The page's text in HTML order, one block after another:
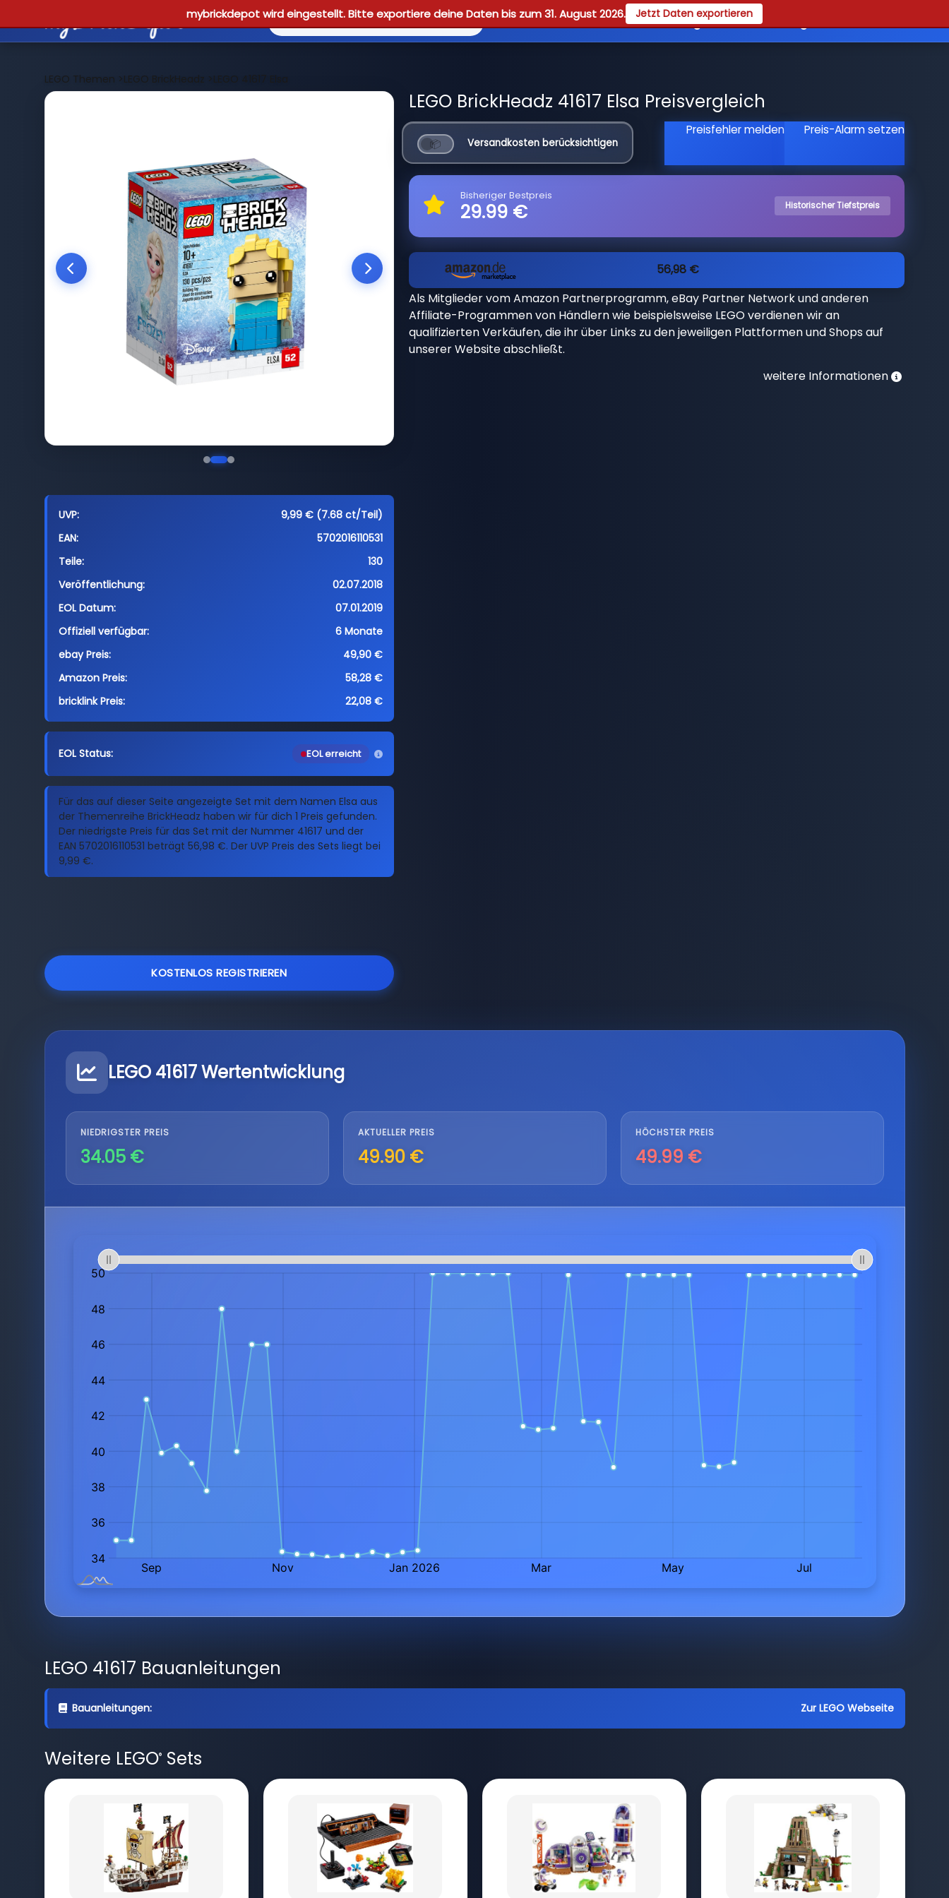
mybrickdepot wird eingestellt. Bitte exportiere deine Daten bis zum 31. August 2026. Jetzt Daten exportieren
Reviews Guides Registrieren
LEGO Themen >LEGO BrickHeadz >LEGO 41617 Elsa
UVP:
9,99 € (7.68 ct/Teil)
EAN:
5702016110531
Teile:
130
Veröffentlichung:
02.07.2018
EOL Datum:
07.01.2019
Offiziell verfügbar:
6 Monate
ebay Preis:
49,90 €
Amazon Preis:
58,28 €
bricklink Preis:
22,08 €
EOL Status: EOL erreicht
Für das auf dieser Seite angezeigte Set mit dem Namen Elsa aus
der Themenreihe BrickHeadz haben wir für dich 1 Preis gefunden.
Der niedrigste Preis für das Set mit der Nummer 41617 und der
EAN 5702016110531 beträgt 56,98 €. Der UVP Preis des Sets liegt bei
9,99 €.
KOSTENLOS REGISTRIEREN
LEGO BrickHeadz 41617 Elsa Preisvergleich
Versandkosten berücksichtigen
Preisfehler melden Preis-Alarm setzen
Bisheriger Bestpreis
29.99 € Historischer Tiefstpreis
56,98 €
Als Mitglieder vom Amazon Partnerprogramm, eBay Partner Network und anderen
Affiliate-Programmen von Händlern wie beispielsweise LEGO verdienen wir an
qualifizierten Verkäufen, die ihr über Links zu den jeweiligen Plattformen und Shops auf
unserer Website abschließt.
weitere Informationen
LEGO 41617 Wertentwicklung
NIEDRIGSTER PREIS
34.05 €
AKTUELLER PREIS
49.90 €
HÖCHSTER PREIS
49.99 €
LEGO 41617 Bauanleitungen
Bauanleitungen: Zur LEGO Webseite
Weitere LEGO®Sets